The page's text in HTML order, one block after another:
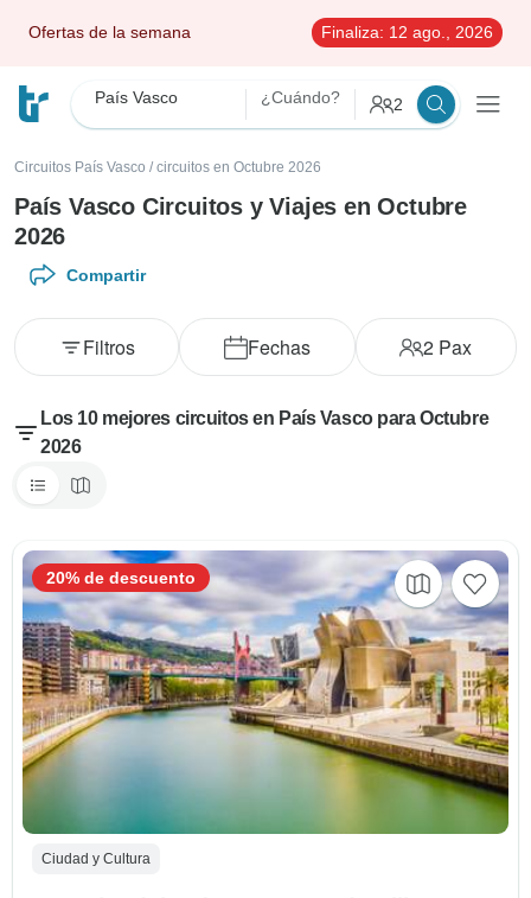
Ofertas de la semana Finaliza: 12 ago., 2026
País Vasco ¿Cuándo? 2
Circuitos País Vasco / circuitos en Octubre 2026
País Vasco Circuitos y Viajes en Octubre
2026
Compartir
Fechas 2 Pax
Filtros
Los 10 mejores circuitos en País Vasco para Octubre
2026
Ciudad y Cultura
20% de descuento